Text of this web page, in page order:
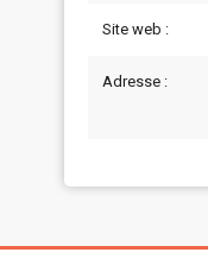
Site web :
Adresse :